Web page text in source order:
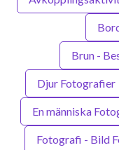
Brun -
Djur Fotografier
En människa
Fotografi - Bild